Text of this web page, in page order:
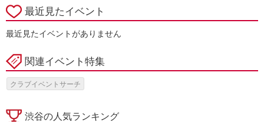
最近見たイベント
最近見たイベントがありません
関連イベント特集
クラブイベントサーチ
渋谷の人気ランキング